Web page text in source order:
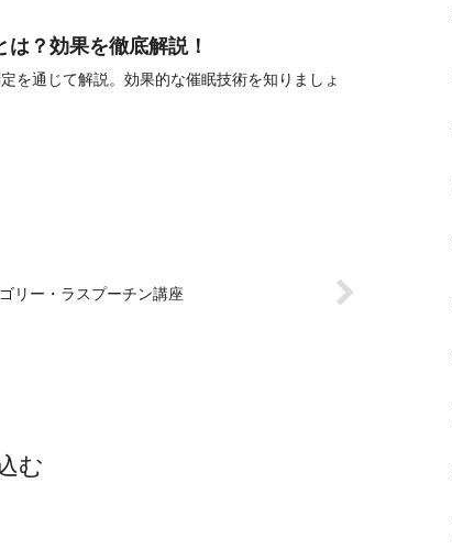
？効果を徹底解説！
を通じて解説。効果的な催眠技術を知りましょ
リー・ラスプーチン講座
む